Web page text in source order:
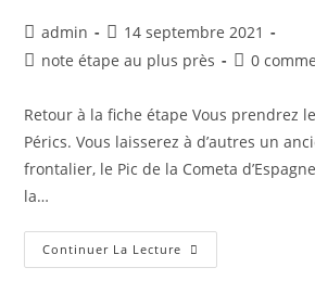
admin
14 septembre 2021
note étape au plus près
0
Retour à la fiche étape Vous prendrez
Pérics. Vous laisserez à d’autres un
frontalier, le Pic de la Cometa
la…
Continuer La Lecture